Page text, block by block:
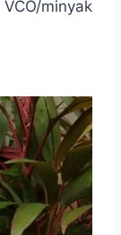
minyak